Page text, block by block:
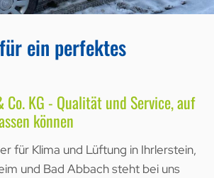
ein perfektes
Co. KG - Qualität und Service, auf
können
für Klima und Lüftung in Ihrlerstein,
und Bad Abbach steht bei uns